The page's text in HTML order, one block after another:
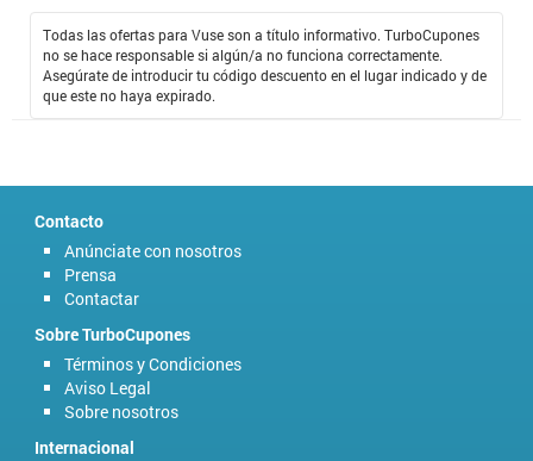
Todas las ofertas para Vuse son a título informativo. TurboCupones
no se hace responsable si algún/a no funciona correctamente.
Asegúrate de introducir tu código descuento en el lugar indicado y de
que este no haya expirado.
Contacto
Anúnciate con nosotros
Prensa
Contactar
Sobre TurboCupones
Términos y Condiciones
Aviso Legal
Sobre nosotros
Internacional